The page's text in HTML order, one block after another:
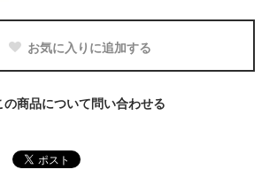
お気に入りに追加する
の商品について問い合わせる